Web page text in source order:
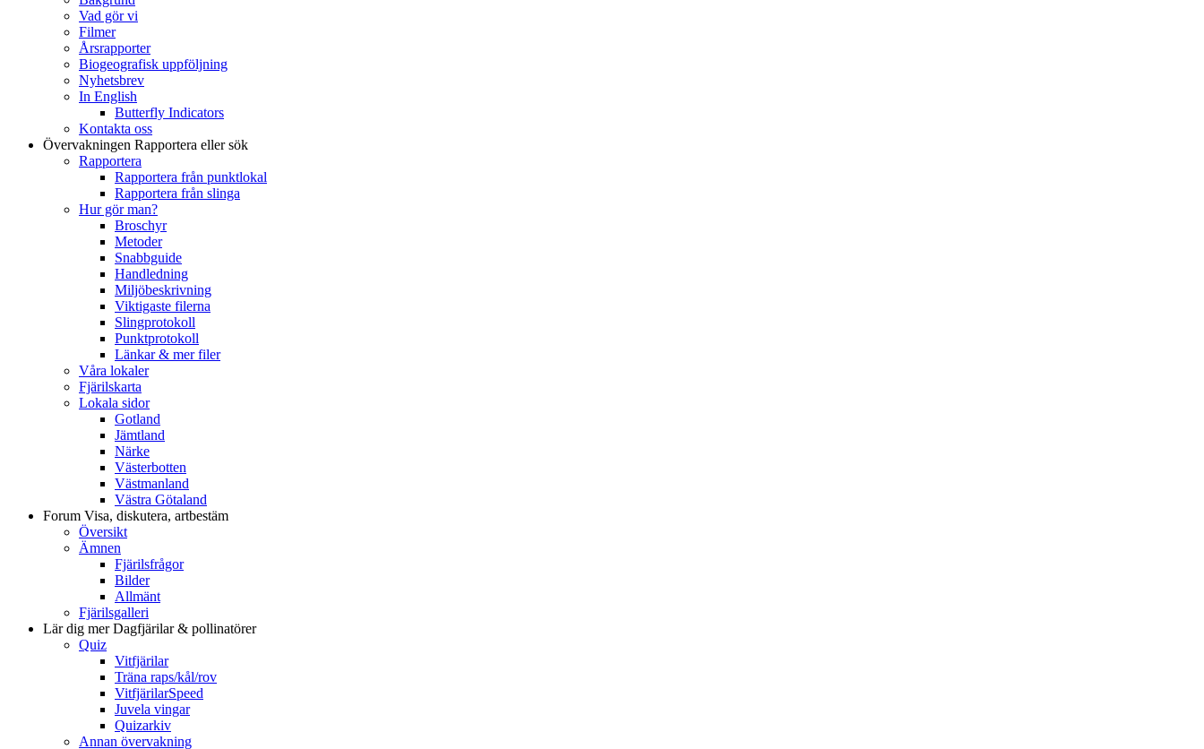
Vad gör vi
Filmer
Årsrapporter
Biogeografisk uppföljning
Nyhetsbrev
In English
Butterfly Indicators
Kontakta oss
Övervakningen Rapportera eller sök
Rapportera
Rapportera från punktlokal
Rapportera från slinga
Hur gör man?
Broschyr
Metoder
Snabbguide
Handledning
Miljöbeskrivning
Viktigaste filerna
Slingprotokoll
Punktprotokoll
Länkar & mer filer
Våra lokaler
Fjärilskarta
Lokala sidor
Gotland
Jämtland
Närke
Västerbotten
Västmanland
Västra Götaland
Forum Visa, diskutera, artbestäm
Översikt
Ämnen
Fjärilsfrågor
Bilder
Allmänt
Fjärilsgalleri
Lär dig merDagfjärilar & pollinatörer
Quiz
Vitfjärilar
Träna raps/kål/rov
VitfjärilarSpeed
Juvela vingar
Quizarkiv
Annan övervakning